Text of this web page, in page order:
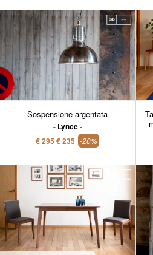
Sospensione argentata
Lynce
€ 295€ 235 -20%